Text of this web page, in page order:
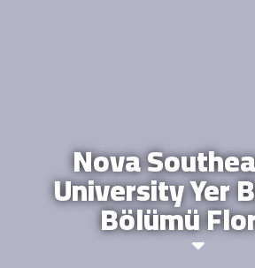
Nova
University Yer
Bölümü